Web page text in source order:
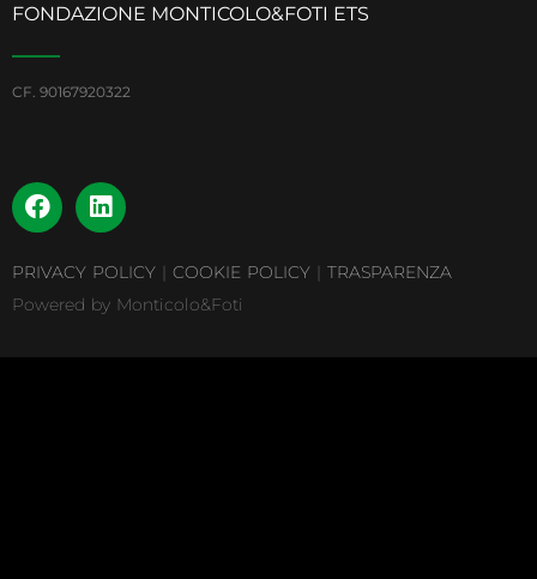
FONDAZIONE MONTICOLO&FOTI ETS
CF. 90167920322
PRIVACY POLICY | COOKIE POLICY | TRASPARENZA
Powered by Monticolo&Foti